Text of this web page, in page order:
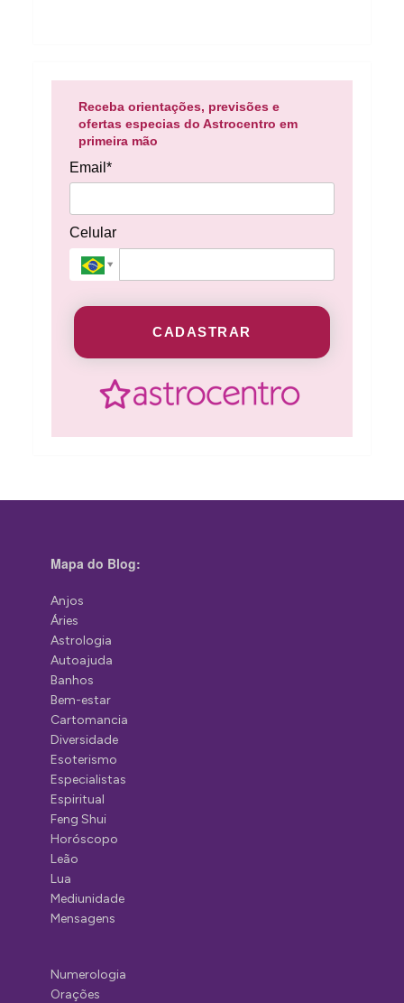
Receba orientações, previsões e
ofertas especias do Astrocentro em
primeira mão
Email*
Celular
CADASTRAR
Mapa do Blog:
Anjos
Áries
Astrologia
Autoajuda
Banhos
Bem-estar
Cartomancia
Diversidade
Esoterismo
Especialistas
Espiritual
Feng Shui
Horóscopo
Leão
Lua
Mediunidade
Mensagens
Numerologia
Orações